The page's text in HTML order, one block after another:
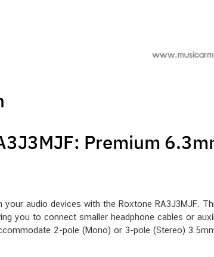
Premium
your audio devices with the Roxtone RA3J3MJF.
you to connect smaller headphone cables or
2-pole (Mono) or 3-pole (Stereo)